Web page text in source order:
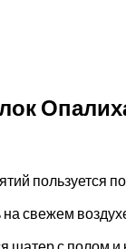
пользуется
свежем